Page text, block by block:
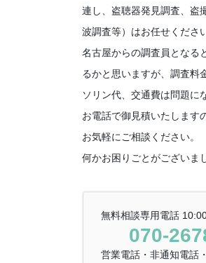
連し、盗聴器発見調査、盗
波調査等）はお任せくださ
名古屋からの調査員となる
るかと思いますが、調査料
ソリン代、交通費は問題に
お電話で御見積いたします
お気軽にご相談ください。
何かお困りごとがございま
無料相談専用電話
070-
営業電話・非通知電話